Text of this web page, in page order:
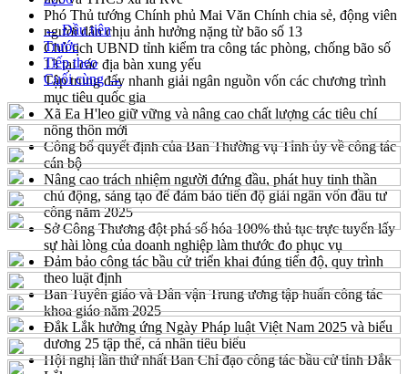
Phó Thủ tướng Chính phủ Mai Văn Chính chia sẻ, động viên
người dân chịu ảnh hưởng nặng từ bão số 13
Chủ tịch UBND tỉnh kiểm tra công tác phòng, chống bão số
13 tại các địa bàn xung yếu
Tập trung đẩy nhanh giải ngân nguồn vốn các chương trình
mục tiêu quốc gia
Xã Ea H'leo giữ vững và nâng cao chất lượng các tiêu chí
nông thôn mới
Công bố quyết định của Ban Thường vụ Tỉnh ủy về công tác
cán bộ
Nâng cao trách nhiệm người đứng đầu, phát huy tinh thần
chủ động, sáng tạo để đảm bảo tiến độ giải ngân vốn đầu tư
công năm 2025
Sở Công Thương đột phá số hóa 100% thủ tục trực tuyến lấy
sự hài lòng của doanh nghiệp làm thước đo phục vụ
Đảm bảo công tác bầu cử triển khai đúng tiến độ, quy trình
theo luật định
Ban Tuyên giáo và Dân vận Trung ương tập huấn công tác
khoa giáo năm 2025
Đắk Lắk hưởng ứng Ngày Pháp luật Việt Nam 2025 và biểu
dương 25 tập thể, cá nhân tiêu biểu
Hội nghị lần thứ nhất Ban Chỉ đạo công tác bầu cử tỉnh Đắk
← Đầu tiên
Trước
Tiếp theo
Cuối cùng →